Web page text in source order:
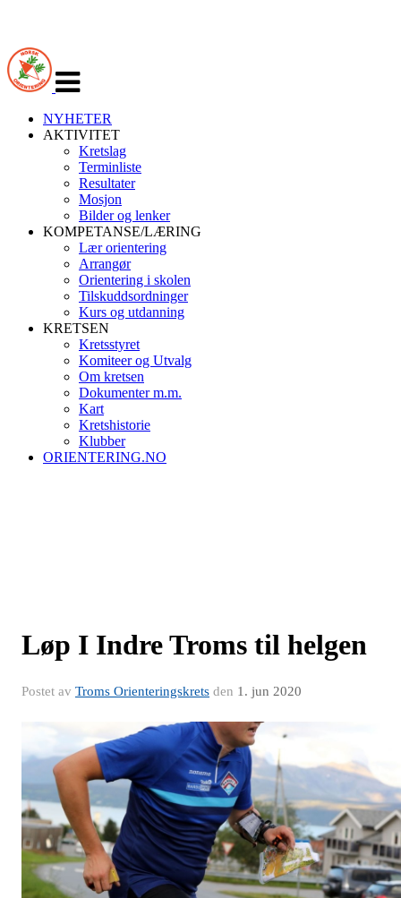
navigasjon
NYHETER
AKTIVITET
Kretslag
Terminliste
Resultater
Mosjon
Bilder og lenker
KOMPETANSE/LÆRING
Lær orientering
Arrangør
Orientering i skolen
Tilskuddsordninger
Kurs og utdanning
KRETSEN
Kretsstyret
Komiteer og Utvalg
Om kretsen
Dokumenter m.m.
Kart
Kretshistorie
Klubber
ORIENTERING.NO
Løp I Indre Troms til helgen
Postet av Troms Orienteringskrets den 1. jun 2020